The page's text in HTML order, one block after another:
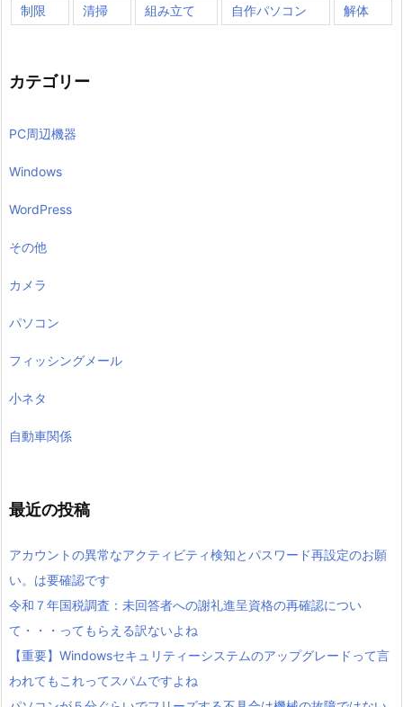
制限 清掃 組み立て 自作パソコン 解体
カテゴリー
PC周辺機器
Windows
WordPress
その他
カメラ
パソコン
フィッシングメール
小ネタ
自動車関係
最近の投稿
アカウントの異常なアクティビティ検知とパスワード再設定のお願
い。は要確認です
令和７年国税調査：未回答者への謝礼進呈資格の再確認につい
て・・・ってもらえる訳ないよね
【重要】Windowsセキュリティーシステムのアップグレードって言
われてもこれってスパムですよね